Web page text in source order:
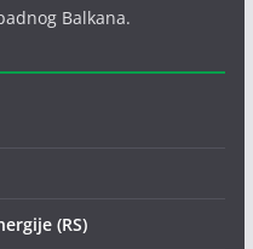
Balkana.
(RS)